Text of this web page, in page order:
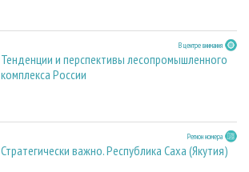
В центре внимания
Тенденции и перспективы лесопромышленного
комплекса России
Регион номера
Стратегически важно. Республика Саха (Якутия)